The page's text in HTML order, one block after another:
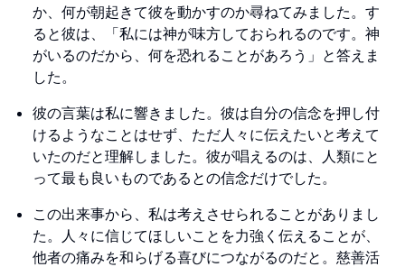
か、何が朝起きて彼を動かすのか尋ねてみました。す
ると彼は、「私には神が味方しておられるのです。神
がいるのだから、何を恐れることがあろう」と答えま
した。
彼の言葉は私に響きました。彼は自分の信念を押し付
けるようなことはせず、ただ人々に伝えたいと考えて
いたのだと理解しました。彼が唱えるのは、人類にと
って最も良いものであるとの信念だけでした。
この出来事から、私は考えさせられることがありまし
た。人々に信じてほしいことを力強く伝えることが、
他者の痛みを和らげる喜びにつながるのだと。慈善活